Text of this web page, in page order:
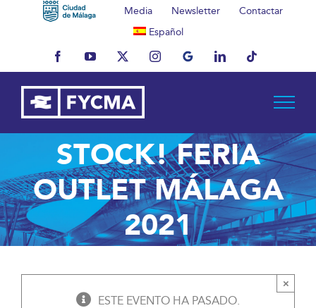
Media Newsletter
Contactar
Español
FacebookYouTubeX InstagramMyBusinessLinkedInTiktok
STOCK! FERIA
OUTLET MÁLAGA
2021
ESTE EVENTO HA PASADO.
×